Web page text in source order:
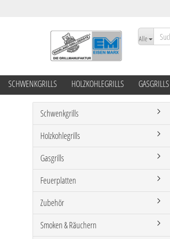
Alle
SCHWENKGRILLS HOLZKOHLEGRILLS GASGRILLS
Schwenkgrills
Holzkohlegrills
Gasgrills
Feuerplatten
Zubehör
Smoken & Räuchern